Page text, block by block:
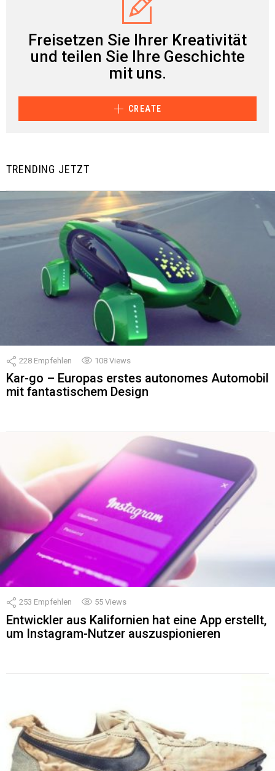
Freisetzen Sie Ihrer Kreativität
und teilen Sie Ihre Geschichte
mit uns.
CREATE
TRENDING JETZT
228 Empfehlen 108 Views
Kar-go – Europas erstes autonomes Automobil
mit fantastischem Design
253 Empfehlen 55 Views
Entwickler aus Kalifornien hat eine App erstellt,
um Instagram-Nutzer auszuspionieren